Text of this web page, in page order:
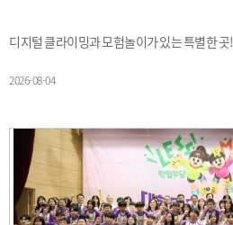
디지털 클라이밍과 모험놀이가 있는 특별한 곳!
2026-08-04